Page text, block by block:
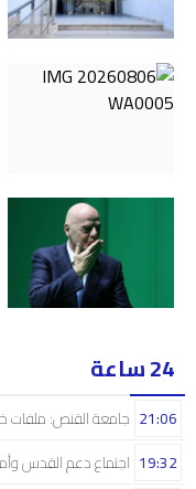
24 ساعة
جامعة القنص: ملفات 21:06
اجتماع دعم القدس 19:32